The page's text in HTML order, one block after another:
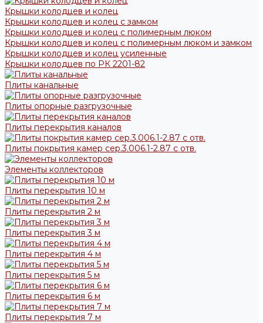
Крышки колодцев и колец
Крышки колодцев и колец с замком
Крышки колодцев и колец с полимерным люком
Крышки колодцев и колец с полимерным люком и замком
Крышки колодцев и колец усиленные
Крышки колодцев по РК 2201-82
Плиты канальные
Плиты опорные разгрузочные
Плиты перекрытия каналов
Плиты покрытия камер сер.3.006.1-2.87 с отв.
Элементы коллекторов
Плиты перекрытия 10 м
Плиты перекрытия 2 м
Плиты перекрытия 3 м
Плиты перекрытия 4 м
Плиты перекрытия 5 м
Плиты перекрытия 6 м
Плиты перекрытия 7 м